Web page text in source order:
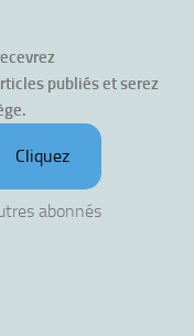
publiés et serez
Cliquez
abonnés